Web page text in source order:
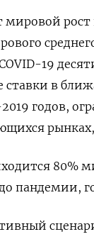
рост
19
в
годов,
80%
пандемии,